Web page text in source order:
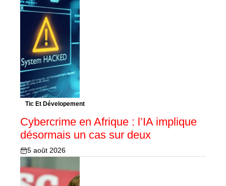
Tic Et Dévelopement
Cybercrime en Afrique : l’IA implique
désormais un cas sur deux
5 août 2026